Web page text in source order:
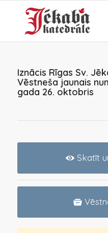
Iznācis Rīgas Sv.
Vēstneša jaunais
gada 26. oktobris
Skatīt